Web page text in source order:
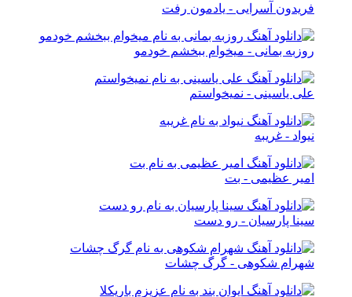
فریدون آسرایی - یادمون رفت
روزبه بمانی - میخوام ببخشم خودمو
علی یاسینی - نمیخواستم
نیواد - غریبه
امیر عظیمی - بت
سینا پارسیان - رو دست
شهرام شکوهی - گرگ چشات